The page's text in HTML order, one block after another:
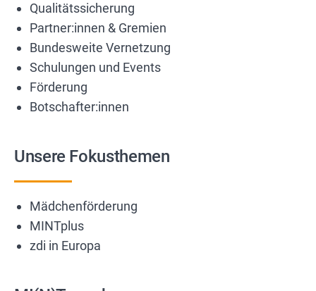
Qualitätssicherung
Partner:innen & Gremien
Bundesweite Vernetzung
Schulungen und Events
Förderung
Botschafter:innen
Unsere Fokusthemen
Mädchenförderung
MINTplus
zdi in Europa